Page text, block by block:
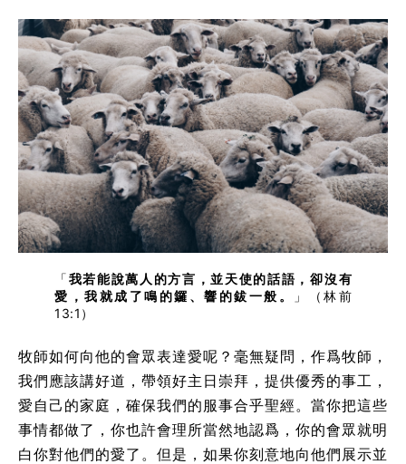
福音傳講與宣教 成員制與教會紀律
團契生活與禱告
简体中文 正體中文
英语
西班牙語
葡萄牙語
俄語
烏茲別克語
达里语
波斯語
法語
羅馬尼亞語
波蘭語
越南語
意大利語
德語
韓語
土耳其語
阿拉伯語
阿爾巴尼亞語
塞爾維亞語 柬埔寨語
「我若能說萬人的方言，並天使的話語，卻沒有
愛，我就成了鳴的鑼、響的鈸一般。
」（林前
13:1）
牧師如何向他的會眾表達愛呢？毫無疑問，作爲牧師，
我們應該講好道，帶領好主日崇拜，提供優秀的事工，
愛自己的家庭，確保我們的服事合乎聖經。當你把這些
事情都做了，你也許會理所當然地認爲，你的會眾就明
白你對他們的愛了。但是，如果你刻意地向他們展示並